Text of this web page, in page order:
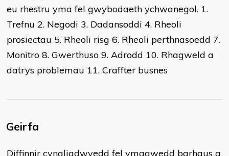
eu rhestru yma fel gwybodaeth ychwanegol. 1.
Trefnu 2. Negodi 3. Dadansoddi 4. Rheoli
prosiectau 5. Rheoli risg 6. Rheoli perthnasoedd 7.
Monitro 8. Gwerthuso 9. Adrodd 10. Rhagweld a
datrys problemau 11. Craffter busnes
Geirfa
Diffinnir cynaliadwyedd fel ymagwedd barhaus a